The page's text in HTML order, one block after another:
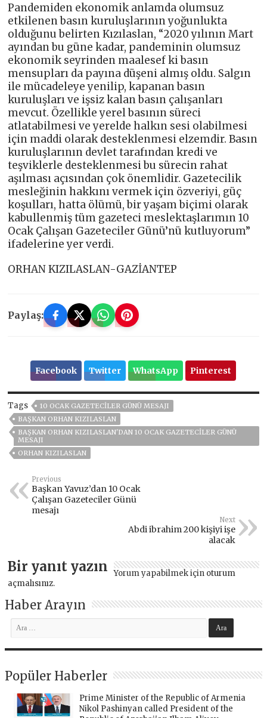
Pandemiden ekonomik anlamda olumsuz
etkilenen basın kuruluşlarının yoğunlukta
olduğunu belirten Kızılaslan, “2020 yılının Mart
ayından bu güne kadar, pandeminin olumsuz
ekonomik seyrinden maalesef ki basın
mensupları da payına düşeni almış oldu. Salgın
ile mücadeleye yenilip, kapanan basın
kuruluşları ve işsiz kalan basın çalışanları
mevcut. Özellikle yerel basının süreci
atlatabilmesi ve yerelde halkın sesi olabilmesi
için maddi olarak desteklenmesi elzemdir. Basın
kuruluşlarının devlet tarafından kredi ve
teşviklerle desteklenmesi bu sürecin rahat
aşılması açısından çok önemlidir. Gazetecilik
mesleğinin hakkını vermek için özveriyi, güç
koşulları, hatta ölümü, bir yaşam biçimi olarak
kabullenmiş tüm gazeteci meslektaşlarımın 10
Ocak Çalışan Gazeteciler Günü’nü kutluyorum”
ifadelerine yer verdi.
ORHAN KIZILASLAN-GAZİANTEP
Paylaş:
Facebook Twitter WhatsApp Pinterest
Tags
10 OCAK GAZETECİLER GÜNÜ MESAJI
BAŞKAN ORHAN KIZILASLAN
BAŞKAN ORHAN KIZILASLAN'DAN 10 OCAK GAZETECİLER GÜNÜ
MESAJI
ORHAN KIZILASLAN
Previous
Başkan Yavuz’dan 10 Ocak
Çalışan Gazeteciler Günü
mesajı
Next
Abdi ibrahim 200 kişiyi işe
alacak
Bir yanıt yazın Yorum yapabilmek için oturum
açmalısınız.
Haber Arayın
Popüler Haberler
Prime Minister of the Republic of Armenia
Nikol Pashinyan called President of the